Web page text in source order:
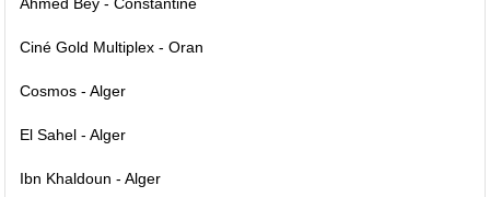
Ciné Gold Multiplex - Oran
Cosmos - Alger
El Sahel - Alger
Ibn Khaldoun - Alger